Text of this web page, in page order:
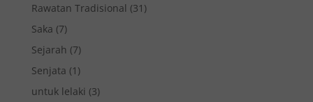
Rawatan Tradisional (31)
Saka (7)
Sejarah (7)
Senjata (1)
untuk lelaki (3)